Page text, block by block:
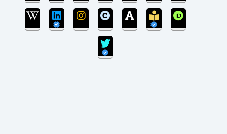
بروزرسانی سایت پایان یافته است و سایت در مرحله
انتقال پایگاه داده می‌باشد.